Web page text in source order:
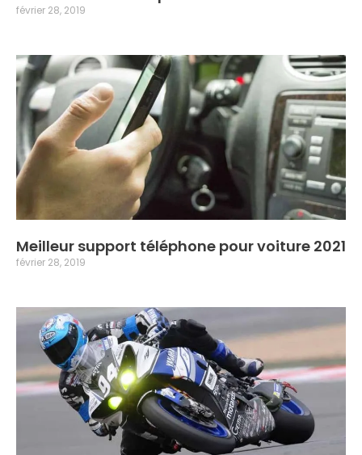
février 28, 2019
Meilleur support téléphone pour voiture 2021
février 28, 2019